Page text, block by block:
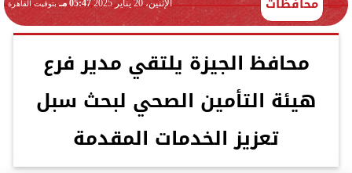
الإثنين، 20 يناير 2025 05:47 مـ بتوقيت القاهرة
محافظ الجيزة يلتقي مدير فرع
هيئة التأمين الصحي لبحث سبل
تعزيز الخدمات المقدمة